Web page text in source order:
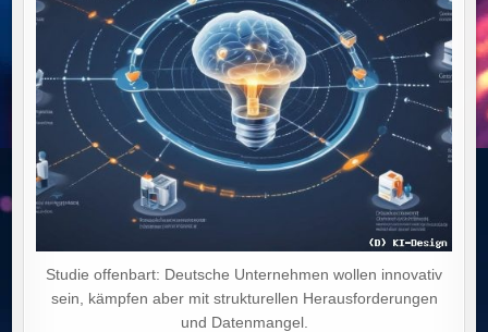
Studie offenbart: Deutsche Unternehmen wollen innovativ
sein, kämpfen aber mit strukturellen Herausforderungen
und Datenmangel.